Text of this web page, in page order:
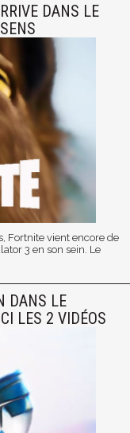
DANS LE
Fortnite vient encore de
3 en son sein. Le
DANS LE
LES 2 VIDÉOS